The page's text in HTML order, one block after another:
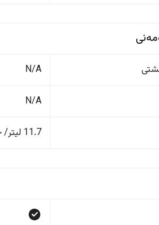
N/A
N/A
11.7 لیتر/١٠٠ کم